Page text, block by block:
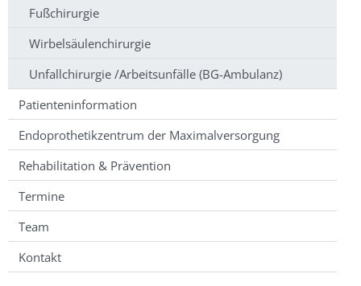
Fußchirurgie
Wirbelsäulenchirurgie
Unfallchirurgie /Arbeitsunfälle (BG-Ambulanz)
Patienteninformation
Endoprothetikzentrum der Maximalversorgung
Rehabilitation & Prävention
Termine
Team
Kontakt